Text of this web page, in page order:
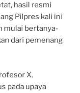
hasil resmi
Pilpres kali ini
mulai bertanya-
dari pemenang
X,
pada upaya